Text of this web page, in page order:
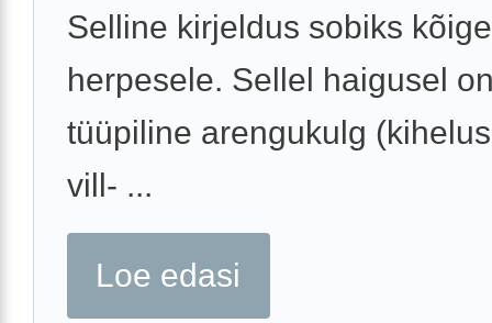
Selline kirjeldus sobiks
herpesele. Sellel haigusel
tüüpiline arengukulg
vill- ...
Loe edasi